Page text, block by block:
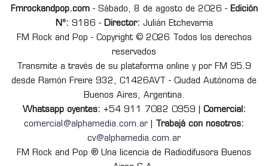
Fmrockandpop.com- Sábado, 8 de agosto de 2026 - Edición
Nº: 9186 - Director: Julián Etchevarria
FM Rock and Pop - Copyright © 2026 Todos los derechos
reservados
Transmite a través de su plataforma online y por FM 95.9
desde Ramón Freire 932, C1426AVT - Ciudad Autónoma de
Buenos Aires, Argentina.
Whatsapp oyentes: +54 911 7082 0959 | Comercial:
comercial@alphamedia.com.ar
Trabajá con nosotros:
cv@alphamedia.com.ar
FM Rock and Pop ® Una licencia de Radiodifusora Buenos